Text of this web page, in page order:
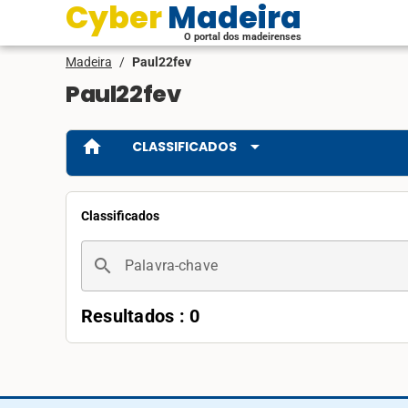
Cyber Madeira
O portal dos madeirenses
Madeira / Paul22fev
Paul22fev
home CLASSIFICADOS arrow_drop_down
Classificados
search Palavra-chave
Resultados : 0